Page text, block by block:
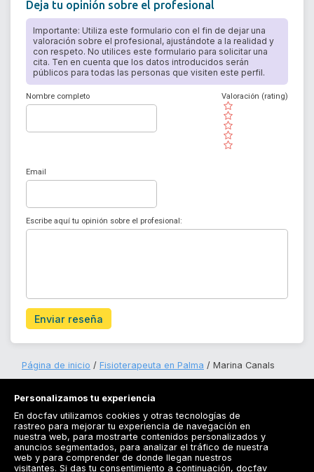
Deja tu opinión sobre el profesional
Importante: Utiliza este formulario con el fin de dejar una
valoración sobre el profesional, ajustándote a la realidad y
con respeto. No utilices este formulario para solicitar una
cita. Ten en cuenta que los datos introducidos serán
públicos para todas las personas que visiten este perfil.
Nombre completo
( )
( )
( )
( )
( )
Valoración (rating)
Email
Escribe aquí tu opinión sobre el profesional:
Enviar reseña
Página de inicio Fisioterapeuta en Palma Marina Canals
Registrarse
Personalizamos tu experiencia
En docfav utilizamos cookies y otras tecnologías de
rastreo para mejorar tu experiencia de navegación en
nuestra web, para mostrarte contenidos personalizados y
anuncios segmentados, para analizar el tráfico de nuestra
web y para comprender de donde llegan nuestros
visitantes. Si das tu consentimiento a continuación, docfav